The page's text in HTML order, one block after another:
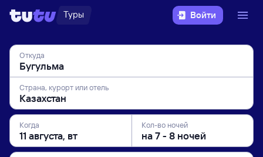
Туры Войти
Откуда
Страна, курорт или отель
Когда Кол-во ночей